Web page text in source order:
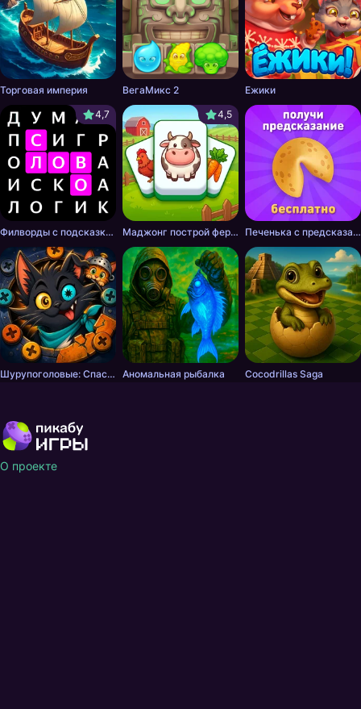
Торговая империя ВегаМикс 2
Ежики
4,7
Филворды с подсказками
4,5
Маджонг построй ферму Печенька с предсказанием
Шурупоголовые: Спасение хвостов Аномальная рыбалка Cocodrillas Saga
О проекте